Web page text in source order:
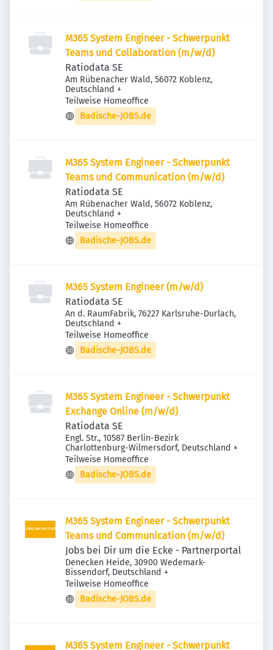
M365 System Engineer - Schwerpunkt
Teams und Collaboration (m/w/d)
Ratiodata SE
Am Rübenacher Wald, 56072 Koblenz,
Deutschland +
Teilweise Homeoffice
Badische-JOBS.de
M365 System Engineer - Schwerpunkt
Teams und Communication (m/w/d)
Ratiodata SE
Am Rübenacher Wald, 56072 Koblenz,
Deutschland +
Teilweise Homeoffice
Badische-JOBS.de
M365 System Engineer (m/w/d)
Ratiodata SE
An d. RaumFabrik, 76227 Karlsruhe-Durlach,
Deutschland +
Teilweise Homeoffice
Badische-JOBS.de
M365 System Engineer - Schwerpunkt
Exchange Online (m/w/d)
Ratiodata SE
Engl. Str., 10587 Berlin-Bezirk
Charlottenburg-Wilmersdorf, Deutschland +
Teilweise Homeoffice
Badische-JOBS.de
M365 System Engineer - Schwerpunkt
Teams und Communication (m/w/d)
Jobs bei Dir um die Ecke - Partnerportal
Denecken Heide, 30900 Wedemark-
Bissendorf, Deutschland +
Teilweise Homeoffice
Badische-JOBS.de
M365 System Engineer - Schwerpunkt